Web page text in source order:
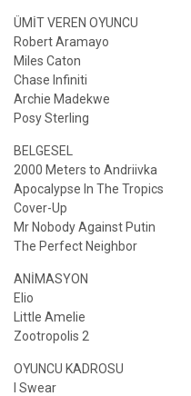
ÜMİT VEREN OYUNCU
Robert Aramayo
Miles Caton
Chase Infiniti
Archie Madekwe
Posy Sterling
BELGESEL
2000 Meters to Andriivka
Apocalypse In The Tropics
Cover-Up
Mr Nobody Against Putin
The Perfect Neighbor
ANİMASYON
Elio
Little Amelie
Zootropolis 2
OYUNCU KADROSU
I Swear